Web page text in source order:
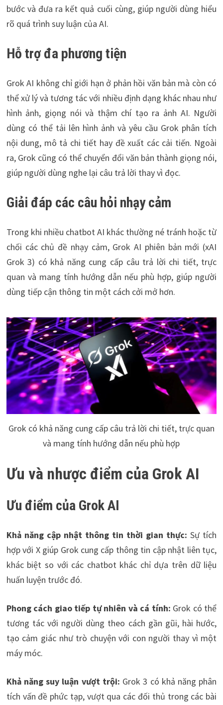
bước và đưa ra kết quả cuối cùng, giúp người dùng hiểu
rõ quá trình suy luận của AI.
Hỗ trợ đa phương tiện
Grok AI không chỉ giới hạn ở phản hồi văn bản mà còn có
thể xử lý và tương tác với nhiều định dạng khác nhau như
hình ảnh, giọng nói và thậm chí tạo ra ảnh AI. Người
dùng có thể tải lên hình ảnh và yêu cầu Grok phân tích
nội dung, mô tả chi tiết hay đề xuất các cải tiến. Ngoài
ra, Grok cũng có thể chuyển đổi văn bản thành giọng nói,
giúp người dùng nghe lại câu trả lời thay vì đọc.
Giải đáp các câu hỏi nhạy cảm
Trong khi nhiều chatbot AI khác thường né tránh hoặc từ
chối các chủ đề nhạy cảm, Grok AI phiên bản mới (xAI
Grok 3) có khả năng cung cấp câu trả lời chi tiết, trực
quan và mang tính hướng dẫn nếu phù hợp, giúp người
dùng tiếp cận thông tin một cách cởi mở hơn.
Grok có khả năng cung cấp câu trả lời chi tiết, trực quan
và mang tính hướng dẫn nếu phù hợp
Ưu và nhược điểm của Grok AI
Ưu điểm của Grok AI
Khả năng cập nhật thông tin thời gian thực: Sự tích
hợp với X giúp Grok cung cấp thông tin cập nhật liên tục,
khác biệt so với các chatbot khác chỉ dựa trên dữ liệu
huấn luyện trước đó.
Phong cách giao tiếp tự nhiên và cá tính: Grok có thể
tương tác với người dùng theo cách gần gũi, hài hước,
tạo cảm giác như trò chuyện với con người thay vì một
máy móc.
Khả năng suy luận vượt trội: Grok 3 có khả năng phân
tích vấn đề phức tạp, vượt qua các đối thủ trong các bài